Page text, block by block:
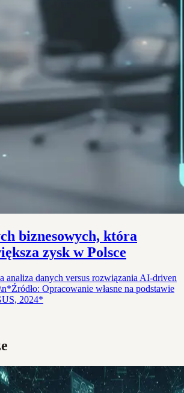
biznesowych, która
zysk w Polsce
analiza danych versus rozwiązania AI-driven
Opracowanie własne na podstawie
2024*